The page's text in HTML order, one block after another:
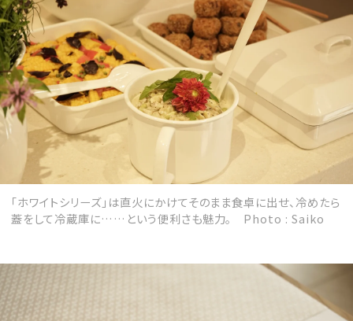
「ホワイトシリーズ」は直火にかけてそのまま食卓に出せ、冷めたら
蓋をして冷蔵庫に……という便利さも魅力。 Photo : Saiko